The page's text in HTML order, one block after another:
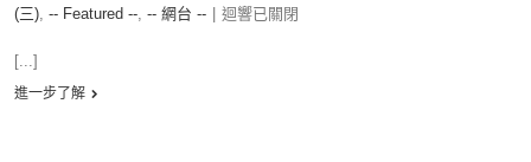
(三), -- Featured --, -- 網台 -- 迴響已關閉
[...]
進一步了解